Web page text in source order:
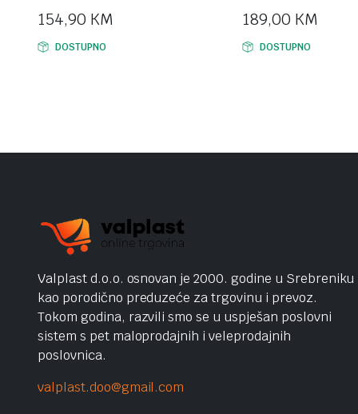
154,90 KM
DOSTUPNO
189,00 KM
DOSTUPNO
Valplast d.o.o. osnovan je 2000. godine u Srebreniku
kao porodično preduzeće za trgovinu i prevoz.
Tokom godina, razvili smo se u uspješan poslovni
sistem s pet maloprodajnih i veleprodajnih
poslovnica.
valplast.doo@gmail.com